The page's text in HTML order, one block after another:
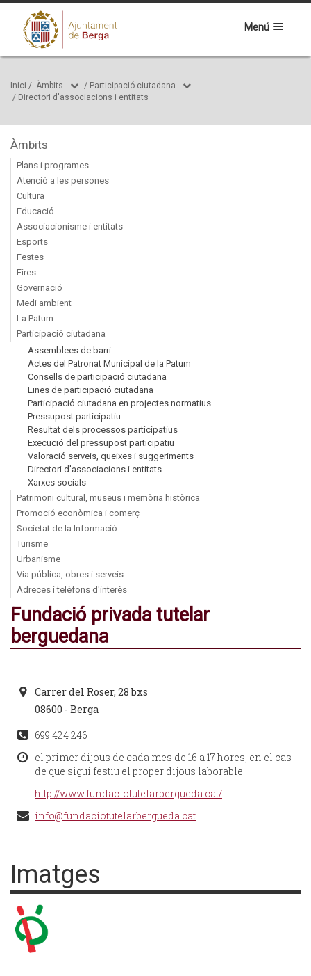
Menú
Inici / Àmbits / Participació ciutadana
/ Directori d'associacions i entitats
Àmbits
Plans i programes
Atenció a les persones
Cultura
Educació
Associacionisme i entitats
Esports
Festes
Fires
Governació
Medi ambient
La Patum
Participació ciutadana
Assemblees de barri
Actes del Patronat Municipal de la Patum
Consells de participació ciutadana
Eines de participació ciutadana
Participació ciutadana en projectes normatius
Pressupost participatiu
Resultat dels processos participatius
Execució del pressupost participatiu
Valoració serveis, queixes i suggeriments
Directori d'associacions i entitats
Xarxes socials
Patrimoni cultural, museus i memòria històrica
Promoció econòmica i comerç
Societat de la Informació
Turisme
Urbanisme
Via pública, obres i serveis
Adreces i telèfons d'interès
Fundació privada tutelar
berguedana
Carrer del Roser, 28 bxs
08600 - Berga
699 424 246
el primer dijous de cada mes de 16 a 17 hores, en el cas
de que sigui festiu el proper dijous laborable
http://www.fundaciotutelarbergueda.cat/
info@fundaciotutelarbergueda.cat
Imatges